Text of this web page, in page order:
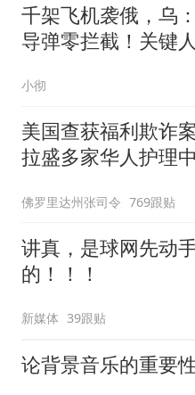
千架飞机袭俄，乌
导弹零拦截！关键
小彻
美国查获福利欺诈
拉盛多家华人护理
佛罗里达州张司令 769跟贴
讲真，是球网先动
的！！！
新媒体 39跟贴
论背景音乐的重要